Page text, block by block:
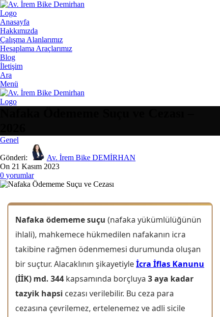
Anasayfa
Hakkımızda
Çalışma Alanlarımız
Hesaplama Araçlarımız
Blog
İletişim
Ara
Menü
Genel
Gönderi:
Av. İrem Bike DEMİRHAN
On 21 Kasım 2023
0 yorumlar
Nafaka ödememe suçu (nafaka yükümlülüğünün
ihlali), mahkemece hükmedilen nafakanın icra
takibine rağmen ödenmemesi durumunda oluşan
bir suçtur. Alacaklının şikayetiyleİcra İflas Kanunu
(İİK) md. 344 kapsamında borçluya 3 aya kadar
tazyik hapsi cezası verilebilir. Bu ceza para
cezasına çevrilemez, ertelenemez ve adli sicile